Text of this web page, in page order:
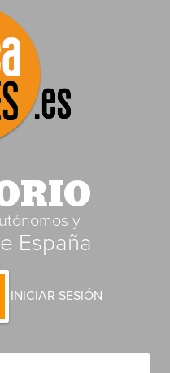
y
España
INICIAR SESIÓN